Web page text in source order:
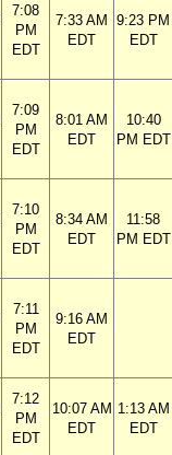
7:08
PM
EDT
7:33 AM
EDT
9:23 PM
EDT
7:09
PM
EDT
8:01 AM
EDT
10:40
PM EDT
7:10
PM
EDT
8:34 AM
EDT
11:58
PM EDT
7:11
PM
EDT
9:16 AM
EDT
7:12
PM
EDT
10:07 AM
EDT
1:13 AM
EDT